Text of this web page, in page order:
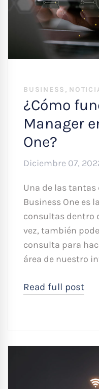
BUSINESS ,
¿Cómo
Manager
One?
Diciembre 07,
Una de las tantas
Business One es
consultas dentro
vez, también
consulta para
área de nuestro
Read full post